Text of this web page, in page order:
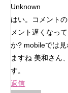
Unknown
はい。コメント
メント遅くなっ
か? mobileでは
ますね 美和さん
す。
返信